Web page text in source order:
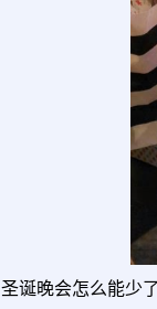
圣诞晚会怎么能少